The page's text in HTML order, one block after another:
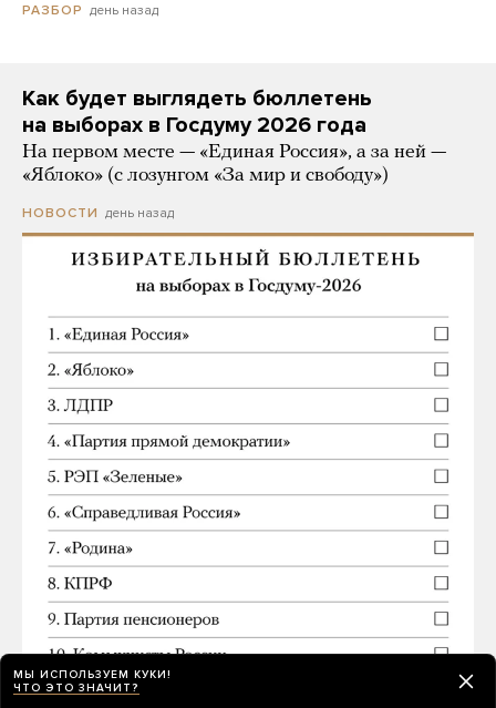
РАЗБОР день назад
Как будет выглядеть бюллетень
на выборах в Госдуму 2026 года
На первом месте — «Единая Россия», а за ней —
«Яблоко» (с лозунгом «За мир и свободу»)
НОВОСТИ день назад
МЫ ИСПОЛЬЗУЕМ КУКИ!
ЧТО ЭТО ЗНАЧИТ?